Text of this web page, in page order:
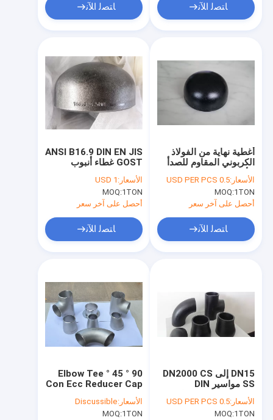
ﺎﺘﺼﻟ ﺍﻶﻧ ﺎﺘﺼﻟ ﺍﻶﻧ
ANSI B16.9 DIN EN JIS
GOST غطاء أنبوب
فولاذي من الفولاذ
الكربوني المقاوم للصدأ
الأسعار: 1 USD
MOQ:1TON
أحصل على آخر سعر
ﺎﺘﺼﻟ ﺍﻶﻧ
أغطية نهاية من الفولاذ
الكربوني المقاوم للصدأ
EN زيت أسود
الأسعار:0.5 USD PER PCS
MOQ:1TON
أحصل على آخر سعر
ﺎﺘﺼﻟ ﺍﻶﻧ
90 ° 45 ° Elbow Tee
Con Ecc Reducer Cap
Ansi B16.9 Din2615
Jis B2311 Cs Ss
الأسعار:Discussible
MOQ:1TON
DN15 إلى DN2000 CS
SS مواسير DIN
للصدأ ملحوم غير ملحوم
الأسعار:0.5 USD PER PCS
MOQ:1TON